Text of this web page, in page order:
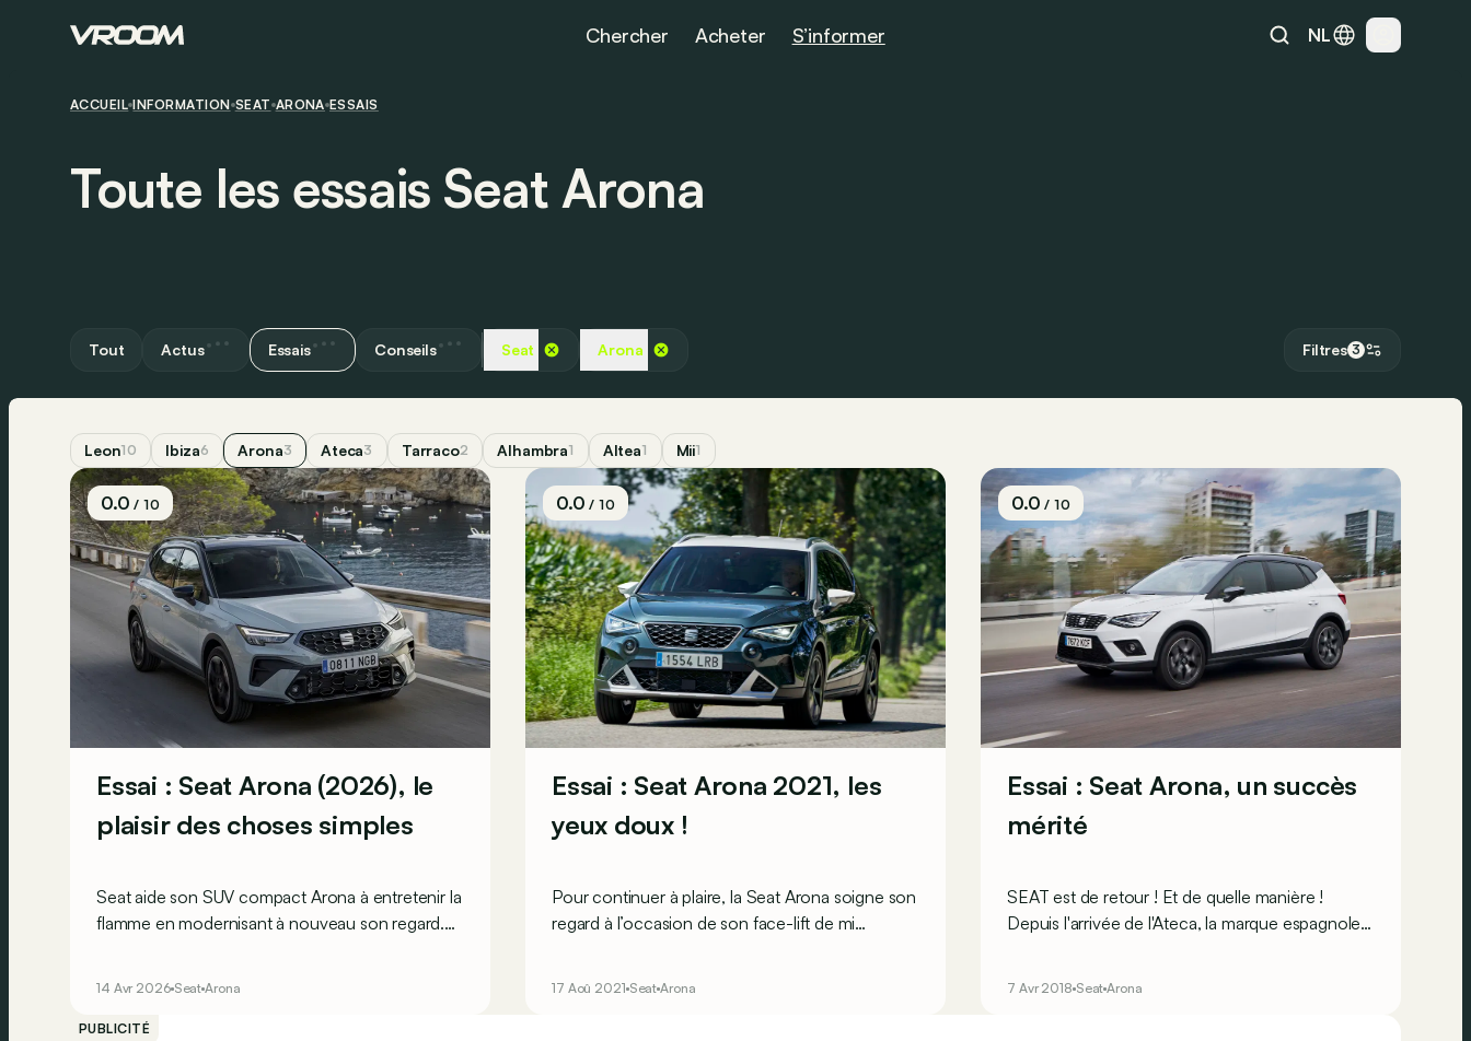
Chercher Acheter S’informer NL
ACCUEIL INFORMATION SEAT ARONA ESSAIS
Toute les essais Seat Arona
Tout Actus Essais Conseils Seat Arona Filtres 3
Leon10 Ibiza6 Arona3 Ateca3 Tarraco2 Alhambra1 Altea1 Mii1
0.0/ 10
Essai : Seat Arona (2026), le
plaisir des choses simples
Seat aide son SUV compact Arona à entretenir la
flamme en modernisant à nouveau son regard.
demander de plus, finalement ?
14 Avr 2026 Seat Arona
0.0/ 10
Essai : Seat Arona 2021, les
yeux doux !
Pour continuer à plaire, la Seat Arona soigne son
regard à l’occasion de son face-lift de mi
17 Aoû 2021 Seat Arona
0.0/ 10
Essai : Seat Arona, un succès
mérité
SEAT est de retour ! Et de quelle manière !
Depuis l'arrivée de l'Ateca, la marque espagnole a
7 Avr 2018 Seat Arona
PUBLICITÉ